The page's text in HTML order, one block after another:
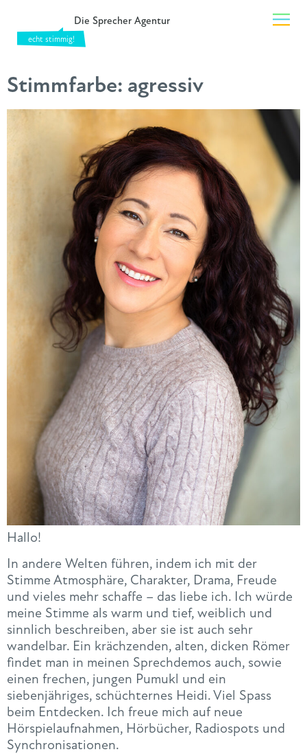
Die Sprecher Agentur
Stimmfarbe: agressiv
Hallo!
In andere Welten führen, indem ich mit der
Stimme Atmosphäre, Charakter, Drama, Freude
und vieles mehr schaffe – das liebe ich. Ich würde
meine Stimme als warm und tief, weiblich und
sinnlich beschreiben, aber sie ist auch sehr
wandelbar. Ein krächzenden, alten, dicken Römer
findet man in meinen Sprechdemos auch, sowie
einen frechen, jungen Pumukl und ein
siebenjähriges, schüchternes Heidi. Viel Spass
beim Entdecken. Ich freue mich auf neue
Hörspielaufnahmen, Hörbücher, Radiospots und
Synchronisationen.